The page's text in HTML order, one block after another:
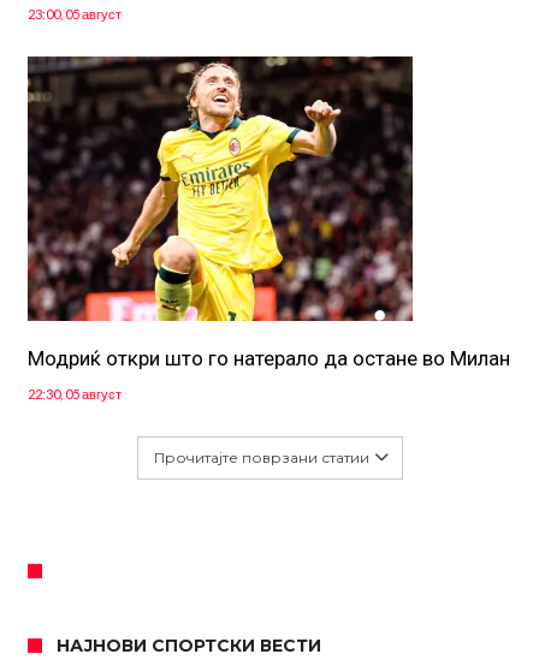
23:00, 05 август
Модриќ откри што го натерало да остане во Милан
22:30, 05 август
Прочитајте поврзани статии
НАЈНОВИ СПОРТСКИ ВЕСТИ